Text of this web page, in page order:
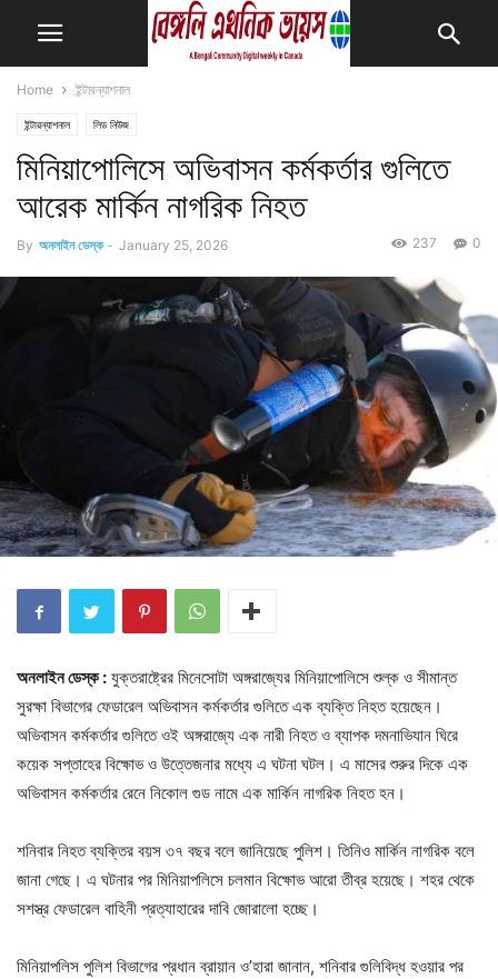
Home ইন্টারন্যাশনাল
ইন্টারন্যাশনাল লিড নিউজ
মিনিয়াপোলিসে অভিবাসন কর্মকর্তার গুলিতে
আরেক মার্কিন নাগরিক নিহত
By অনলাইন ডেস্ক - January 25, 2026 0
237
অনলাইন ডেস্ক : যুক্তরাষ্ট্রের মিনেসোটা অঙ্গরাজ্যের মিনিয়াপোলিসে শুল্ক ও সীমান্ত
সুরক্ষা বিভাগের ফেডারেল অভিবাসন কর্মকর্তার গুলিতে এক ব্যক্তি নিহত হয়েছেন।
অভিবাসন কর্মকর্তার গুলিতে ওই অঙ্গরাজ্যে এক নারী নিহত ও ব্যাপক দমনাভিযান ঘিরে
কয়েক সপ্তাহের বিক্ষোভ ও উত্তেজনার মধ্যে এ ঘটনা ঘটল। এ মাসের শুরুর দিকে এক
অভিবাসন কর্মকর্তার রেনে নিকোল গুড নামে এক মার্কিন নাগরিক নিহত হন।
শনিবার নিহত ব্যক্তির বয়স ৩৭ বছর বলে জানিয়েছে পুলিশ। তিনিও মার্কিন নাগরিক বলে
জানা গেছে। এ ঘটনার পর মিনিয়াপলিসে চলমান বিক্ষোভ আরো তীব্র হয়েছে। শহর থেকে
সশস্ত্র ফেডারেল বাহিনী প্রত্যাহারের দাবি জোরালো হচ্ছে।
মিনিয়াপলিস পুলিশ বিভাগের প্রধান ব্রায়ান ও’হারা জানান, শনিবার গুলিবিদ্ধ হওয়ার পর